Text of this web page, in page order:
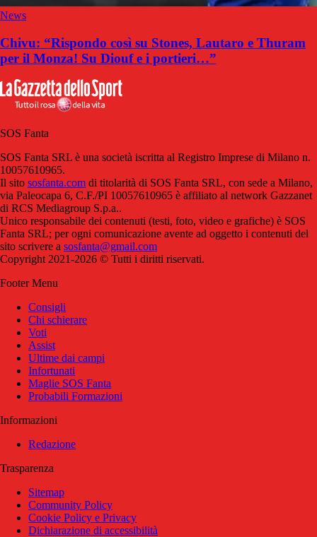
News
Chivu: “Rispondo così su Stones, Lautaro e Thuram
per il Monza! Su Diouf e i portieri…”
SOS Fanta
SOS Fanta SRL è una società iscritta al Registro Imprese di Milano n.
10057610965.
Il sito sosfanta.com di titolarità di SOS Fanta SRL, con sede a Milano,
via Paleocapa 6, C.F./PI 10057610965 è affiliato al network Gazzanet
di RCS Mediagroup S.p.a..
Unico responsabile dei contenuti (testi, foto, video e grafiche) è SOS
Fanta SRL; per ogni comunicazione avente ad oggetto i contenuti del
sito scrivere a sosfanta@gmail.com
Copyright 2021-2026 © Tutti i diritti riservati.
Footer Menu
Consigli
Chi schierare
Voti
Assist
Ultime dai campi
Infortunati
Maglie SOS Fanta
Probabili Formazioni
Informazioni
Redazione
Trasparenza
Sitemap
Community Policy
Cookie Policy e Privacy
Dichiarazione di accessibilità